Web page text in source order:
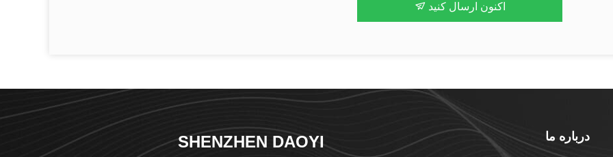
اکنون ارسال کنید
درباره ما
SHENZHEN DAOYI